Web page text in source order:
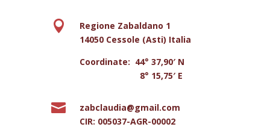

Regione Zabaldano 1
14050 Cessole (Asti) Italia
Coordinate: 44° 37,90′ N
8° 15,75′ E

zabclaudia@gmail.com
CIR: 005037-AGR-00002